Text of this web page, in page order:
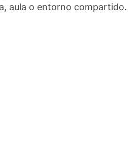
aula o entorno compartido.